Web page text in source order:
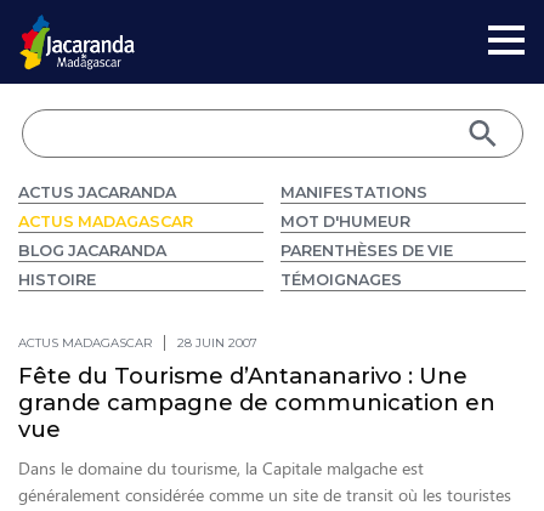
ACTUS JACARANDA
ACTUS MADAGASCAR
BLOG JACARANDA
HISTOIRE
MANIFESTATIONS
MOT D'HUMEUR
PARENTHÈSES DE VIE
TÉMOIGNAGES
ACTUS MADAGASCAR 28 JUIN 2007
Fête du Tourisme d’Antananarivo : Une
grande campagne de communication en
vue
Dans le domaine du tourisme, la Capitale malgache est
généralement considérée comme un site de transit où les touristes